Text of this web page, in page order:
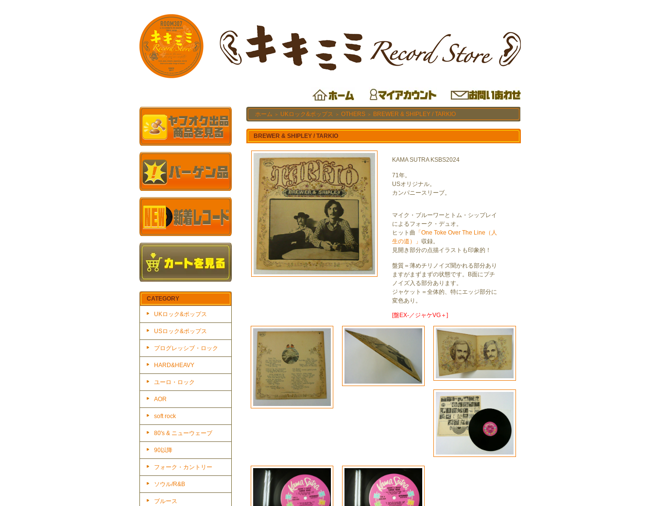
CATEGORY
UKロック&ポップス
USロック&ポップス
プログレッシブ・ロック
HARD&HEAVY
ユーロ・ロック
AOR
soft rock
80's & ニューウェーブ
90以降
フォーク・カントリー
ソウル/R&B
ブルース
ホーム ＞ UKロック&ポップス ＞ OTHERS ＞ BREWER & SHIPLEY / TARKIO
BREWER & SHIPLEY / TARKIO
KAMA SUTRA KSBS2024
71年。
USオリジナル。
カンパニースリーブ。
マイク・ブルーワーとトム・シップレイ
によるフォーク・デュオ。
ヒット曲 「One Toke Over The Line（人
生の道）」 収録。
見開き部分の点描イラストも印象的！
盤質＝薄めチリノイズ聞かれる部分あり
ますがまずまずの状態です。B面にプチ
ノイズ入る部分あります。
ジャケット＝全体的、特にエッジ部分に
変色あり。
[盤EX-／ジャケVG＋]